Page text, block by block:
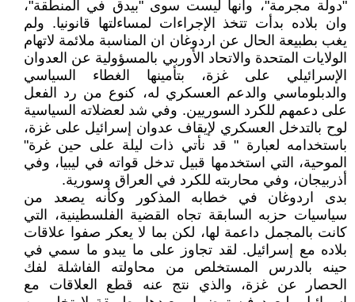
"دولة مجرمة"، وأنها ليست سوى "بيدق في المنطقة"،
وان بلاده بدأت تتخذ الإجراءات لمساءلتها قانونيا. ولم
يغب بطبيعة الحال عن اردوغان ان المناسبة ملائمة لاتهام
الولايات المتحدة والاتحاد الأوربي بالمسؤولية عن العدوان
الإسرائيلي على غزة، بتأمينها الغطاء السياسي
والدبلوماسي والدعم العسكري له، كنوع من رد الفعل
على دعمهم للكرد السوريين. وفي شد لعضلاته السياسية
لوح بالتدخل العسكري لإيقاف عدوان إسرائيل على غزة،
باستخدامه لعبارة " قد نأتي ذات ليلة على حين غرة"
الموحية، التي استخدمها قبيل تدخل قواته في ليبيا، وفي
أذربيجان، وفي محاربته للكرد في العراق وسورية.
بدى اردوغان في خطابه المذكور وكأنه يصعد من
سياسيات حزبه السابقة تجاه القضية الفلسطينية، التي
كانت بالمجمل داعمة لها، لكن بما لا يعكر صفوا علاقات
بلاده مع إسرائيل. لقد تجاوز على ما يبدو ما سمي في
حينه بالدرس المستخلص من محاولته الفاشلة لفك
الحصار عن غزة، والذي نتج عنه قطع العلاقات مع